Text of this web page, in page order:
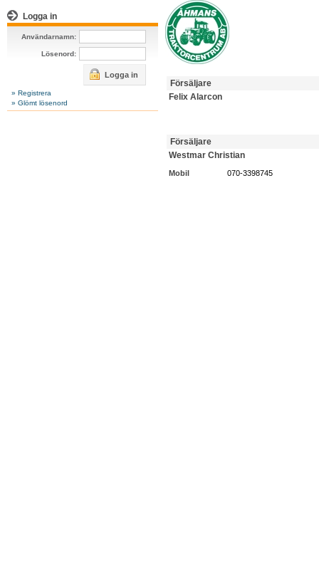
Logga in
Användarnamn:
Lösenord:
Logga in
» Registrera
» Glömt lösenord
Försäljare
Felix Alarcon
Försäljare
Westmar Christian
Mobil 070-3398745